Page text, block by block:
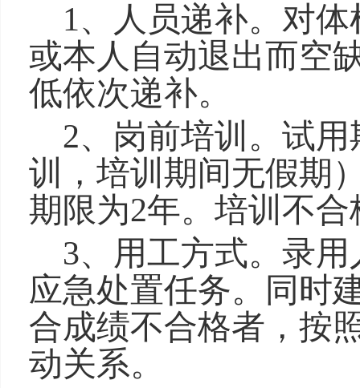
1、人员递补。对
或本人自动退出而空
低依次递补。
2、岗前培训。试
训，培训期间无假期
期限为2年。培训不
3、用工方式。录
应急处置任务。同时
合成绩不合格者，按
动关系。